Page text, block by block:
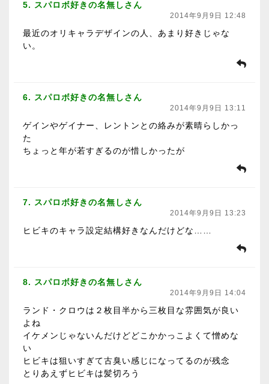
5. スパロボ好きの名無しさん
2014年9月9日 12:48
最近のオリキャラデザインの人、あまり好きじゃな
い。
6. スパロボ好きの名無しさん
2014年9月9日 13:11
ゲインやゲイナー、レントンとの絡みが素晴らしかっ
た
ちょっと年が若すぎるのが惜しかったが
7. スパロボ好きの名無しさん
2014年9月9日 13:23
ヒビキのキャラ設定結構好きなんだけどな……
8. スパロボ好きの名無しさん
2014年9月9日 14:04
ランド・クロウは２枚目半から三枚目な雰囲気が良い
よね
イケメンじゃないんだけどどこかかっこよくて憎めな
い
ヒビキは狙いすぎて古臭い感じになってるのが残念
とりあえずヒビキは髪切ろう